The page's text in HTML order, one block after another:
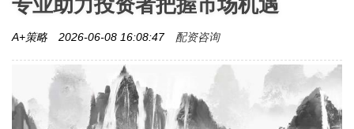
A+策略 2026-06-08 16:08:47 配资咨询